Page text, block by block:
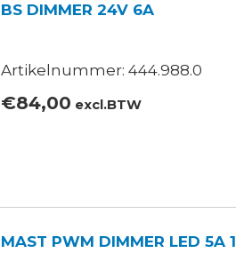
BS DIMMER 24V 6A
Artikelnummer: 444.988.0
€84,00 excl.BTW
MAST PWM DIMMER LED 5A